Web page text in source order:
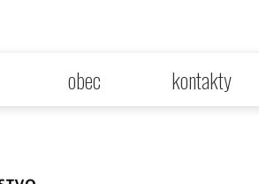
obec kontakty